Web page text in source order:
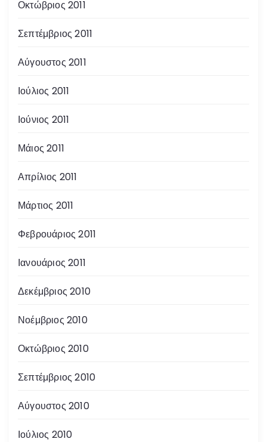
Οκτώβριος 2011
Σεπτέμβριος 2011
Αύγουστος 2011
Ιούλιος 2011
Ιούνιος 2011
Μάιος 2011
Απρίλιος 2011
Μάρτιος 2011
Φεβρουάριος 2011
Ιανουάριος 2011
Δεκέμβριος 2010
Νοέμβριος 2010
Οκτώβριος 2010
Σεπτέμβριος 2010
Αύγουστος 2010
Ιούλιος 2010